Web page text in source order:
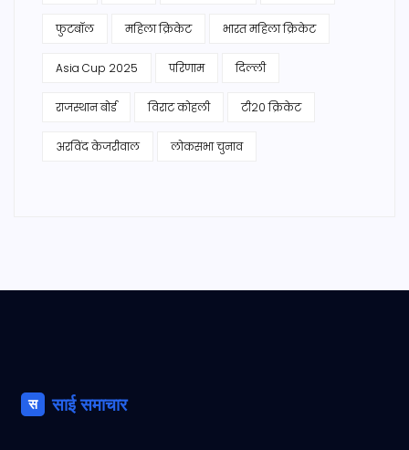
फुटबॉल महिला क्रिकेट भारत महिला क्रिकेट
Asia Cup 2025 परिणाम दिल्ली
राजस्थान बोर्ड विराट कोहली टी20 क्रिकेट
अरविंद केजरीवाल लोकसभा चुनाव